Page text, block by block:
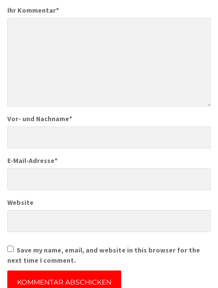
Ihr Kommentar*
Vor- und Nachname*
E-Mail-Adresse*
Website
Save my name, email, and website in this browser for the
next time I comment.